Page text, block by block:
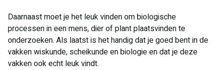
Daarnaast moet je het leuk vinden om biologische
processen in een mens, dier of plant plaatsvinden te
onderzoeken. Als laatst is het handig dat je goed bent in de
vakken wiskunde, scheikunde en biologie en dat je deze
vakken ook echt leuk vindt.